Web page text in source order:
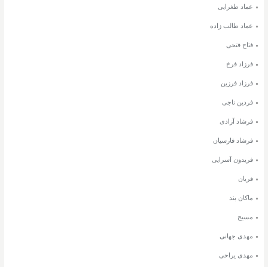
عماد طغرایی
عماد طالب زاده
فتاح فتحی
فرزاد فرخ
فرزاد فرزین
فردین ناجی
فرشاد آزادی
فرشاد فارسیان
فریدون آسرایی
فریان
ماکان بند
مسیح
مهدی جهانی
مهدی یراحی